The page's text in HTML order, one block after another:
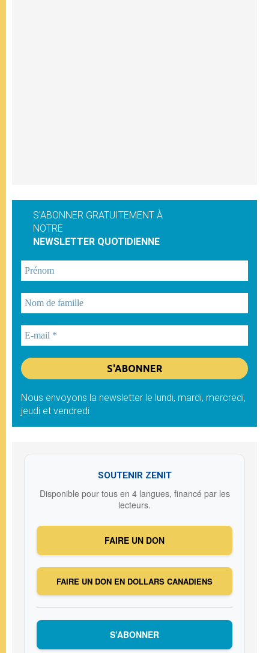
S'ABONNER GRATUITEMENT À
NOTRE
NEWSLETTER QUOTIDIENNE
Nous envoyons la newsletter le lundi, mardi, mercredi,
jeudi et vendredi
SOUTENIR ZENIT
Disponible pour tous en 4 langues, financé par les
lecteurs.
FAIRE UN DON
FAIRE UN DON EN DOLLARS CANADIENS
S’ABONNER